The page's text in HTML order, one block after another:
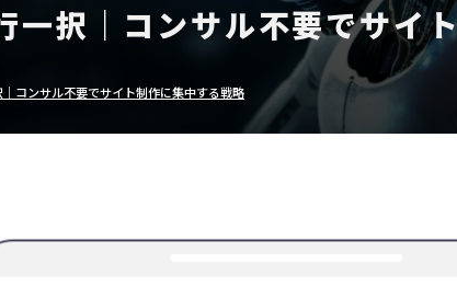
コンサル不要でサイト制作に集中する戦略
一択｜コンサル不要でサイ